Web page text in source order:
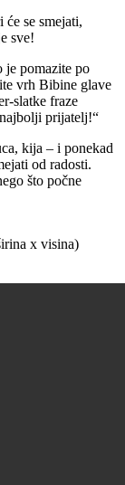
se smejati,
sve!
je pomazite po
vrh Bibine glave
slatke fraze
prijatelj!“
kija – i ponekad
od radosti.
što počne
x visina)